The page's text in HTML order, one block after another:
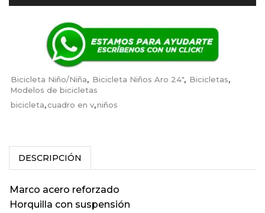
Bicicleta Niño/Niña, Bicicleta Niños Aro 24", Bicicletas,
Modelos de bicicletas
bicicleta,cuadro en v,niños
DESCRIPCIÓN
Marco acero reforzado
Horquilla con suspensión